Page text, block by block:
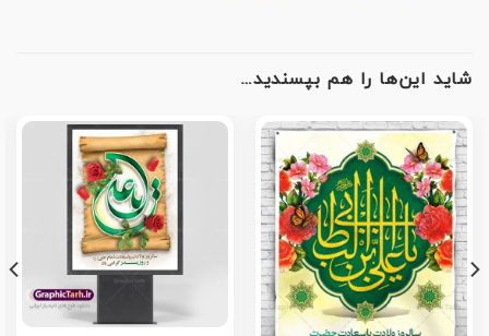
شاید این‌ها را هم بپسندید…